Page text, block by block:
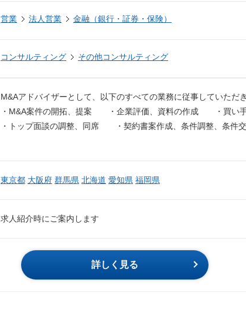
営業 法人営業 金融（銀行・証券・保険）
コンサルティング その他コンサルティング
M&Aアドバイザーとして、以下のすべての業務に従事していただ
・M&A案件の開拓、提案 ・企業評価、資料の作成 ・買い手
・トップ面談の調整、同席 ・契約書案作成、条件調整、条
東京都 大阪府 群馬県 北海道 愛知県 福岡県
求人紹介時にご案内します
詳しく見る